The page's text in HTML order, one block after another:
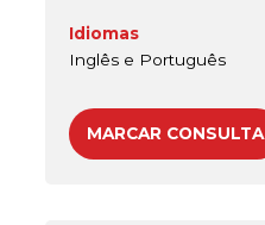
Idiomas
Inglês e Português
MARCAR CONSULTA